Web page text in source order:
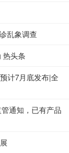
乱象调查
热头条
计7月底发布|全
通知，已有产品